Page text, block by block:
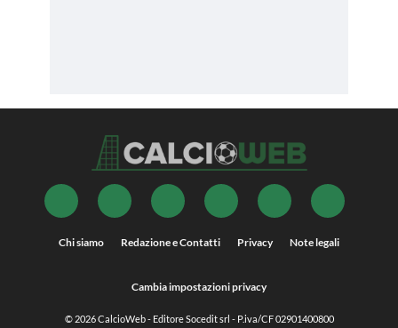
Chi siamo Redazione e Contatti Privacy Note legali
Cambia impostazioni privacy
© 2026CalcioWeb- Editore Socedit srl - P.iva/CF 02901400800